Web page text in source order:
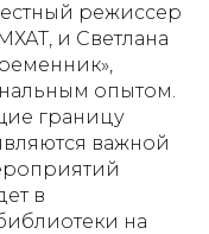
режиссер
и Светлана
опытом.
границу
важной
в
на